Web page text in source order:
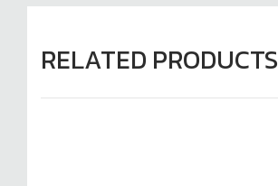
RELATED PRODUCTS